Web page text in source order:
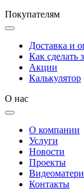
Покупателям
Доставка и
Как сделать
Акции
Калькулятор
О нас
О компании
Услуги
Новости
Проекты
Контакты